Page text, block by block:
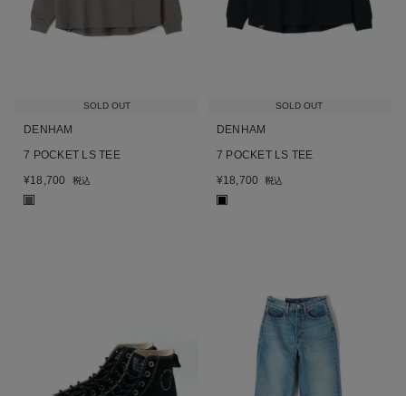
SOLD OUT
DENHAM
7 POCKET LS TEE
¥18,700 税込
SOLD OUT
DENHAM
7 POCKET LS TEE
¥18,700 税込